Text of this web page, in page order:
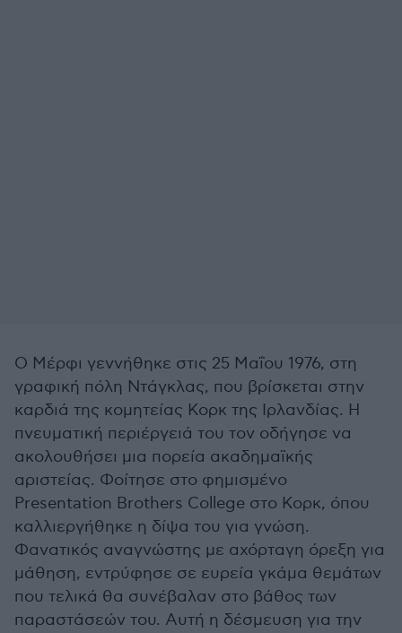
Ο Μέρφι γεννήθηκε στις 25 Μαΐου 1976, στη
γραφική πόλη Ντάγκλας, που βρίσκεται στην
καρδιά της κομητείας Κορκ της Ιρλανδίας. H
πνευματική περιέργειά του τον οδήγησε να
ακολουθήσει μια πορεία ακαδημαϊκής
αριστείας. Φοίτησε στο φημισμένο
Presentation Brothers College στο Κορκ, όπου
καλλιεργήθηκε η δίψα του για γνώση.
Φανατικός αναγνώστης με αχόρταγη όρεξη για
μάθηση, εντρύφησε σε ευρεία γκάμα θεμάτων
που τελικά θα συνέβαλαν στο βάθος των
παραστάσεών του. Αυτή η δέσμευση για την